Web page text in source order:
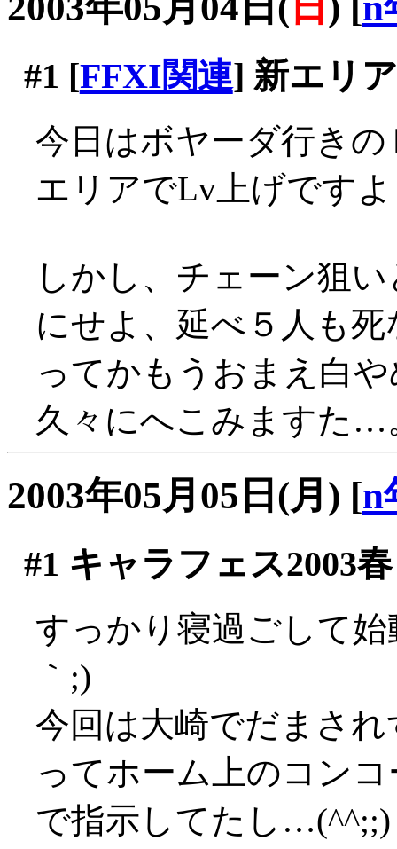
#1 [FFXI関連] 新エリ
今日はボヤーダ行き
エリアでLv上げです
しかし、チェーン狙
にせよ、延べ５人も
ってかもうおまえ白
久々にへこみますた…
2003年05月05日(月) [n
#1 キャラフェス2003春
すっかり寝過ごして
｀;)
今回は大崎でだまさ
ってホーム上のコン
で指示してたし…(^^;;)